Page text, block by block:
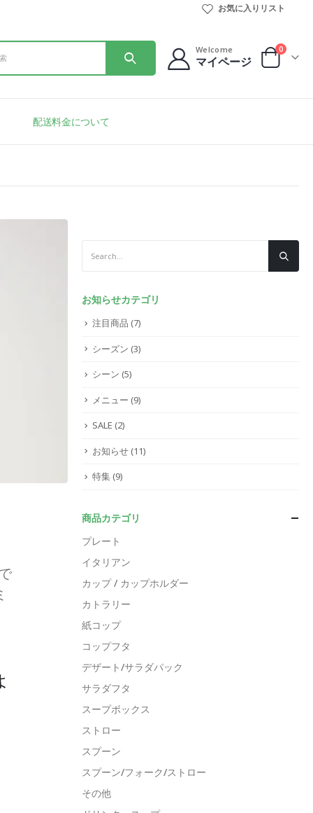
お気に入りリスト
Welcome
マイページ
0
配送料金について
お知らせカテゴリ
注目商品 (7)
シーズン (3)
シーン (5)
メニュー (9)
SALE (2)
お知らせ(11)
特集 (9)
商品カテゴリ
プレート
イタリアン
カップ / カップホルダー
カトラリー
紙コップ
コップフタ
デザート/サラダパック
サラダフタ
スープボックス
ストロー
スプーン
スプーン/フォーク/ストロー
その他